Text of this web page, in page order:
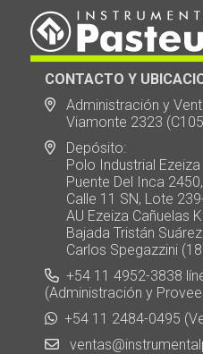
CONTACTO Y
Administración y
Viamonte 2323
Depósito:
Polo Industrial Ezeiza
Puente Del Inca 2450,
Calle 11 SN, Lote
AU Ezeiza Cañuelas
Bajada Tristán Suárez
Carlos Spegazzini
+54 11 4952-3838
(Administración y
+54 11 2484-0495